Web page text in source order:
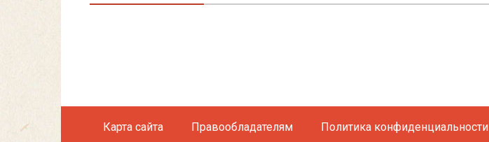
Карта сайта Правообладателям Политика конфиденциальности